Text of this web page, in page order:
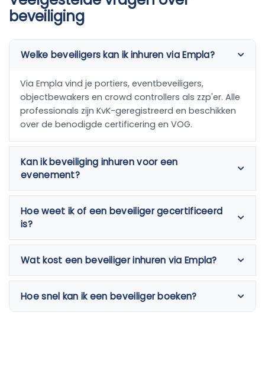
beveiliging
Welke beveiligers kan ik inhuren via Empla?
Via Empla vind je portiers, eventbeveiligers,
objectbewakers en crowd controllers als zzp'er. Alle
professionals zijn KvK-geregistreerd en beschikken
over de benodigde certificering en VOG.
Kan ik beveiliging inhuren voor een
evenement?
Hoe weet ik of een beveiliger gecertificeerd
is?
Wat kost een beveiliger inhuren via Empla?
Hoe snel kan ik een beveiliger boeken?